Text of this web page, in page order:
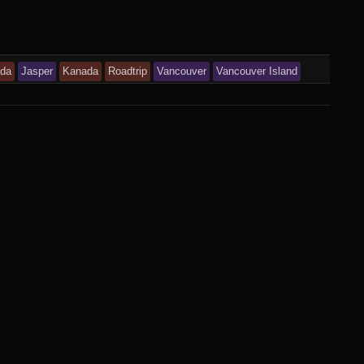
Jasper Kanada Roadtrip Vancouver Vancouver Island